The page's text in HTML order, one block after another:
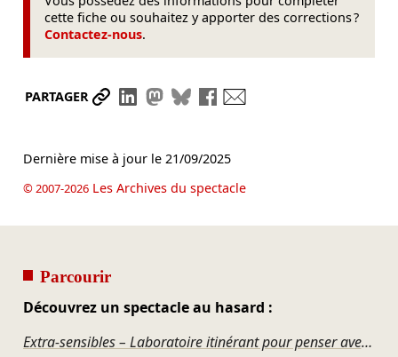
cette fiche ou souhaitez y apporter des corrections ?
Contactez-nous.
PARTAGER Partager le lien
Partager sur LinkedIn
Partager sur Mastodon
Partager sur Bluesky
Partager sur Facebook
Dernière mise à jour le 21/09/2025
© 2007-2026Les Archives du spectacle
Parcourir
Découvrez un spectacle au hasard :
Extra-sensibles – Laboratoire itinérant pour penser avec les forêts et le vivant